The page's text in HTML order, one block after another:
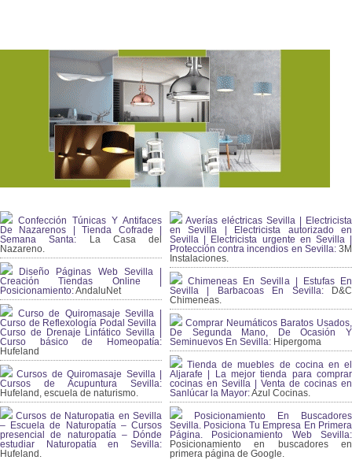
Confección Túnicas Y Antifaces
De Nazarenos | Tienda Cofrade |
Semana Santa: La Casa del
Nazareno.
Diseño Páginas Web Sevilla |
Creación Tiendas Online |
Posicionamiento:AndaluNet
Curso de Quiromasaje Sevilla |
Curso de Reflexología Podal Sevilla |
Curso de Drenaje Linfático Sevilla |
Curso básico de Homeopatía:
Hufeland
Cursos de Quiromasaje Sevilla |
Cursos de Acupuntura Sevilla:
Hufeland, escuela de naturismo.
Cursos de Naturopatia en Sevilla
– Escuela de Naturopatía – Cursos
presencial de naturopatía – Dónde
estudiar Naturopatía en Sevilla:
Hufeland.
Averías eléctricas Sevilla | Electricista
en Sevilla | Electricista autorizado en
Sevilla | Electricista urgente en Sevilla |
Protección contra incendios en Sevilla:3M
Instalaciones.
Chimeneas En Sevilla | Estufas En
Sevilla | Barbacoas En Sevilla:D&C
Chimeneas.
Comprar Neumáticos Baratos Usados,
De Segunda Mano, De Ocasión Y
Seminuevos En Sevilla: Hipergoma
Tienda de muebles de cocina en el
Aljarafe | La mejor tienda para comprar
cocinas en Sevilla | Venta de cocinas en
Sanlúcar la Mayor:Azul Cocinas.
Posicionamiento En Buscadores
Sevilla. Posiciona Tu Empresa En Primera
Página. Posicionamiento Web Sevilla:
Posicionamiento en buscadores en
primera página de Google.